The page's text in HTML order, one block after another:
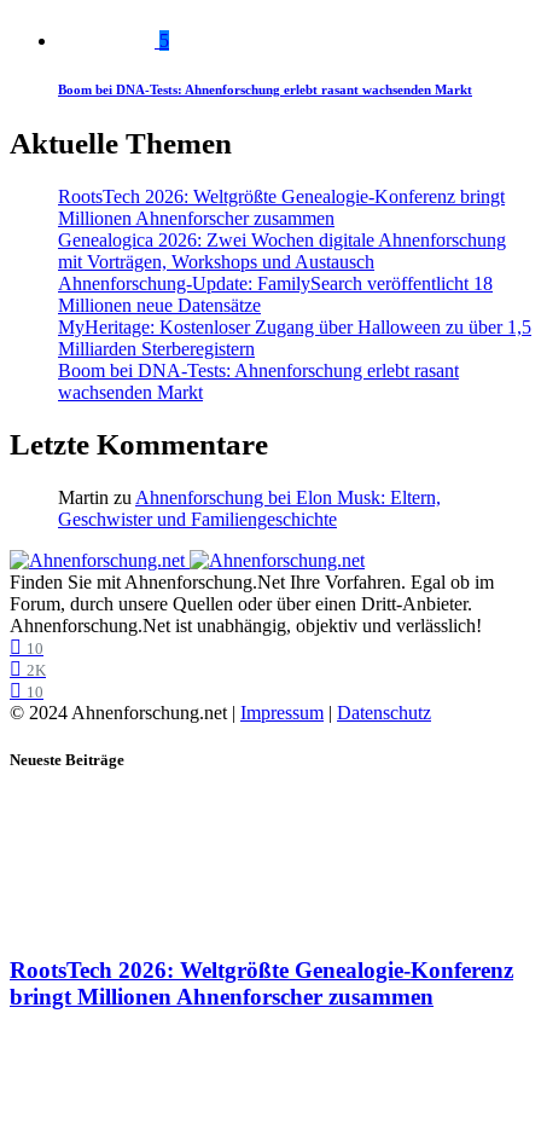
5
Boom bei DNA-Tests: Ahnenforschung erlebt rasant wachsenden Markt
Aktuelle Themen
RootsTech 2026: Weltgrößte Genealogie-Konferenz bringt
Millionen Ahnenforscher zusammen
Genealogica 2026: Zwei Wochen digitale Ahnenforschung
mit Vorträgen, Workshops und Austausch
Ahnenforschung-Update: FamilySearch veröffentlicht 18
Millionen neue Datensätze
MyHeritage: Kostenloser Zugang über Halloween zu über 1,5
Milliarden Sterberegistern
Boom bei DNA-Tests: Ahnenforschung erlebt rasant
wachsenden Markt
Letzte Kommentare
Martin zu Ahnenforschung bei Elon Musk: Eltern,
Geschwister und Familiengeschichte
Finden Sie mit Ahnenforschung.Net Ihre Vorfahren. Egal ob im
Forum, durch unsere Quellen oder über einen Dritt-Anbieter.
Ahnenforschung.Net ist unabhängig, objektiv und verlässlich!
10
2K
10
© 2024 Ahnenforschung.net | Impressum | Datenschutz
Neueste Beiträge
RootsTech 2026: Weltgrößte Genealogie-Konferenz
bringt Millionen Ahnenforscher zusammen